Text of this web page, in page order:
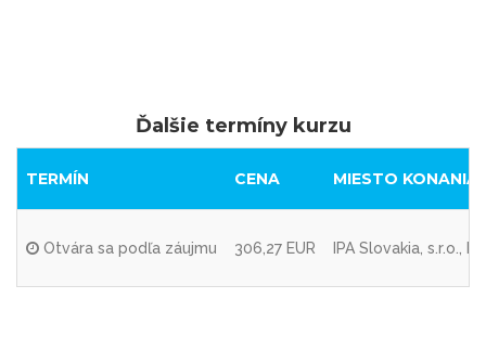
Ďalšie termíny kurzu
TERMÍN CENA MIESTO KONANIA
Otvára sa podľa záujmu 306,27 EUR IPA Slovakia, s.r.o.,